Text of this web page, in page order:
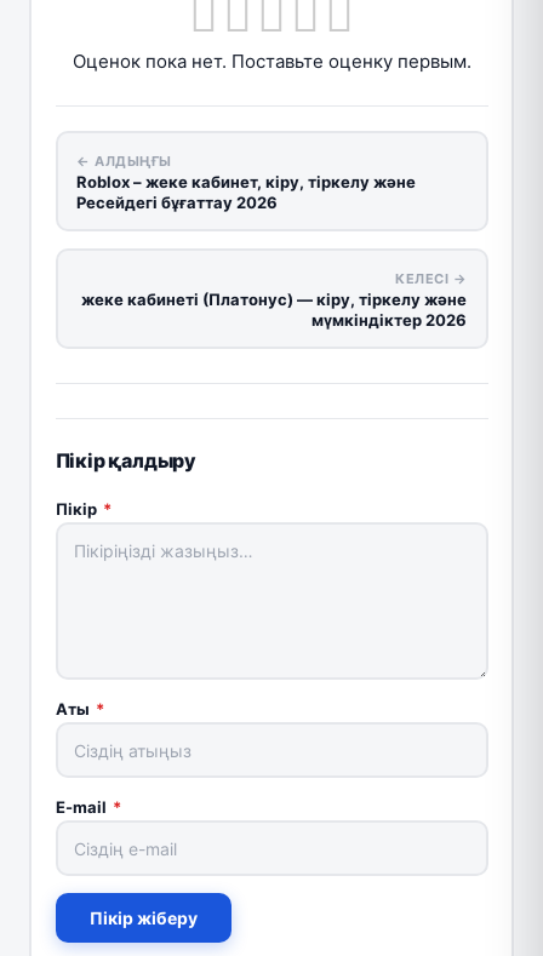
Оценок пока нет. Поставьте оценку первым.
← АЛДЫҢҒЫ
Roblox – жеке кабинет, кіру, тіркелу және
Ресейдегі бұғаттау 2026
КЕЛЕСІ →
жеке кабинеті (Платонус) — кіру, тіркелу және
мүмкіндіктер 2026
Пікір қалдыру
Пікір *
Аты *
E-mail *
Пікір жіберу